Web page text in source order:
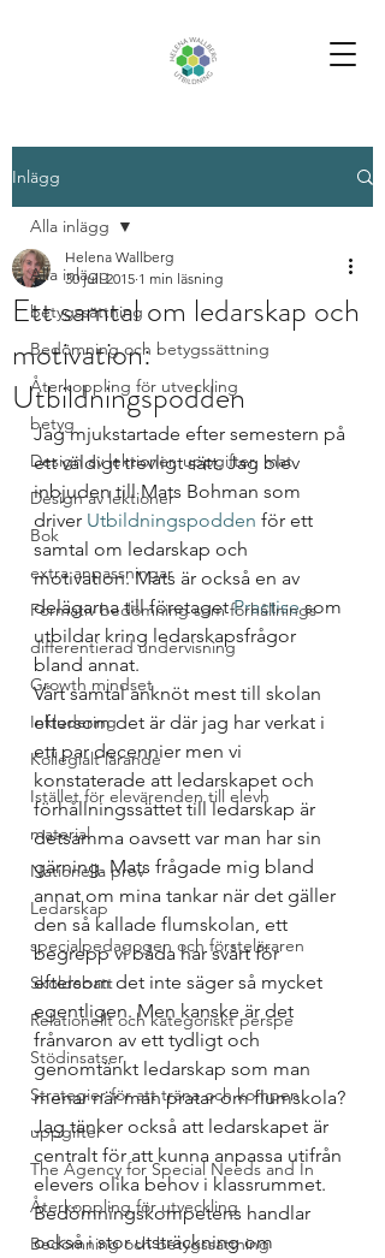
Inlägg
Alla inlägg
betygssättning
Bedömning och betygssättning
Återkoppling för utveckling
betyg
Design av lektioner, uppgifter, mat
Design av lektioner
Bok
extra anpassningar
Formativ bedömning som förhållnings
differentierad undervisning
Growth mindset
Inkludering
Kollegialt lärande
Istället för elevärenden till elevh
material
Nationella prov
Ledarskap
specialpedagogen och försteläraren
Skoldebatt
Relationellt och kategoriskt perspe
Stödinsatser
Strategier för att träna och kompen
uppgifter
The Agency for Special Needs and In
Återkoppling för utveckling
Bedömning och betygssättning
Alla inlägg
Ett samtal om ledarskap och
motivation:
Utbildningspodden
Helena Wallberg
30 juli 2015 1 min läsning
Jag mjukstartade efter semestern på
ett väldigt trevligt sätt. Jag blev
inbjuden till Mats Bohman som
driver Utbildningspodden för ett
samtal om ledarskap och
motivation. Mats är också en av
delägarna till företaget Practise som
utbildar kring ledarskapsfrågor
bland annat.
Vårt samtal anknöt mest till skolan
eftersom det är där jag har verkat i
ett par decennier men vi
konstaterade att ledarskapet och
förhållningssättet till ledarskap är
detsamma oavsett var man har sin
gärning. Mats frågade mig bland
annat om mina tankar när det gäller
den så kallade flumskolan, ett
begrepp vi båda har svårt för
eftersom det inte säger så mycket
egentligen. Men kanske är det
frånvaron av ett tydligt och
genomtänkt ledarskap som man
menar när man pratar om flumskola?
Jag tänker också att ledarskapet är
centralt för att kunna anpassa utifrån
elevers olika behov i klassrummet.
Bedömningskompetens handlar
också i stor utsträckning om